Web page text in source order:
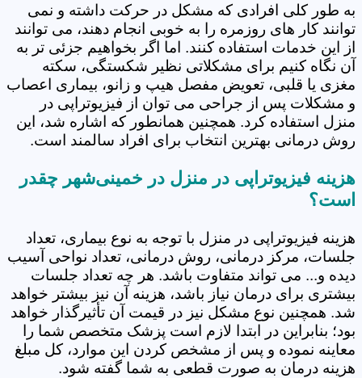
به طور کلی افرادی که مشکل در حرکت داشته و نمی
توانند کار های روزمره را به خوبی انجام دهند، می توانند
از این خدمات استفاده کنند. اما اگر بخواهیم جزئی تر به
آن نگاه کنیم برای مشکلاتی نظیر شکستگی، سکته
مغزی یا قلبی، تعویض مفصل هیپ و زانو، بیماری اعصاب
و مشکلات پس از جراحی می توان از فیزیوتراپی در
منزل استفاده کرد. همچنین همانطور که اشاره شد، این
روش درمانی بهترین انتخاب برای افراد سالمند است.
هزینه فیزیوتراپی در منزل در خمینی‌شهر چقدر
است؟
هزینه فیزیوتراپی در منزل با توجه به نوع بیماری، تعداد
جلسات، مرکز درمانی، روش درمانی، تعداد نواحی آسیب
دیده و... می تواند متفاوت باشد. هر چه تعداد جلسات
بیشتری برای درمان نیاز باشد، هزینه آن نیز بیشتر خواهد
شد. همچنین نوع مشکل نیز در قیمت آن تأثیرگذار خواهد
بود؛ بنابراین در ابتدا لازم است پزشک متخصص شما را
معاینه نموده و پس از مشخص کردن این موارد، کل مبلغ
هزینه درمان به صورت قطعی به شما گفته شود.